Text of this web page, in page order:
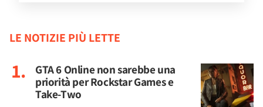
LE NOTIZIE PIÙ LETTE
GTA 6 Online non sarebbe una
priorità per Rockstar Games e
Take-Two